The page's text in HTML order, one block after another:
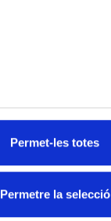
Permet-les totes
Permetre la selecció